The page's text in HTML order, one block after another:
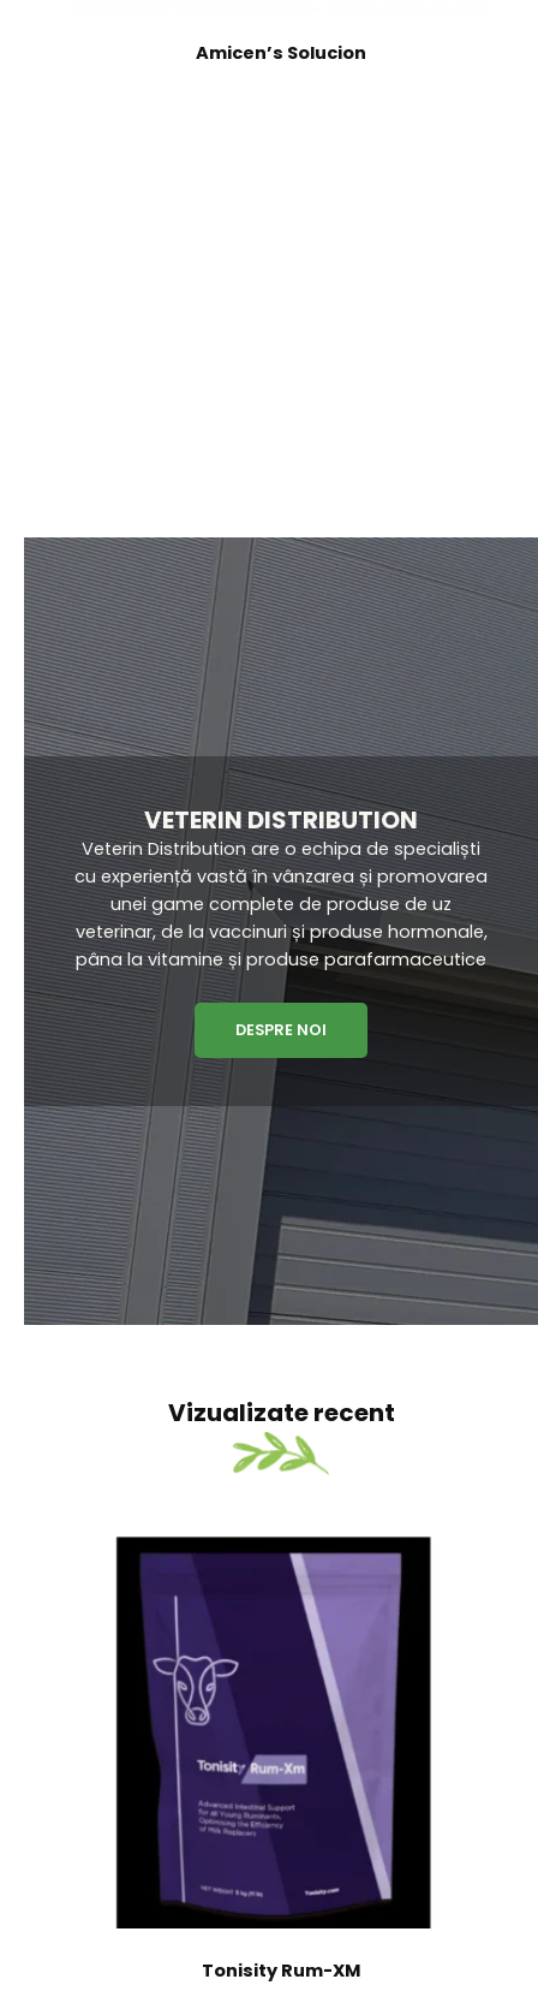
VETERIN DISTRIBUTION
Veterin Distribution are o echipa de specialiști
cu experiență vastă în vânzarea și promovarea
unei game complete de produse de uz
veterinar, de la vaccinuri și produse hormonale,
pâna la vitamine și produse parafarmaceutice
DESPRE NOI
Vizualizate recent